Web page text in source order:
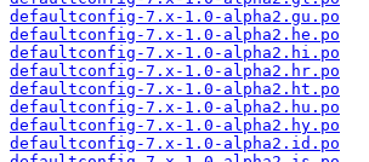
defaultconfig-7.x-1.0-alpha2.gu.po
defaultconfig-7.x-1.0-alpha2.he.po
defaultconfig-7.x-1.0-alpha2.hi.po
defaultconfig-7.x-1.0-alpha2.hr.po
defaultconfig-7.x-1.0-alpha2.ht.po
defaultconfig-7.x-1.0-alpha2.hu.po
defaultconfig-7.x-1.0-alpha2.hy.po
defaultconfig-7.x-1.0-alpha2.id.po